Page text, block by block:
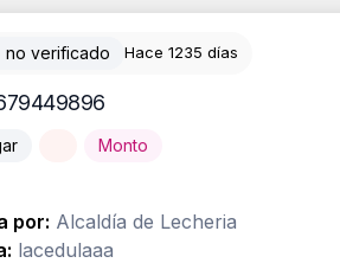
no verificado Hace 1235 días
Monto
por: Alcaldía de Lecheria
lacedulaaa